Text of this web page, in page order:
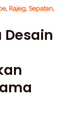
, Rajeg,Sepatan,
Desain